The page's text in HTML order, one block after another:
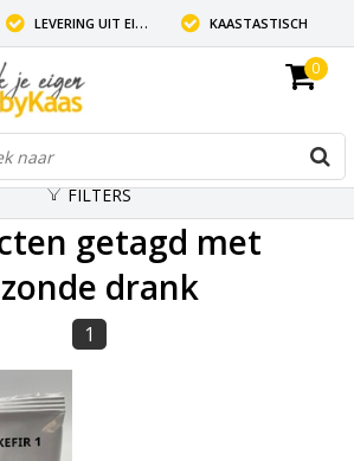
LEVERING UIT EIGEN VOORRAAD KAASTASTISCH
0
FILTERS
getagd met
drank
1